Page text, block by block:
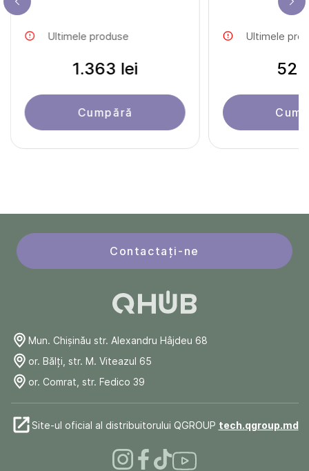
Ultimele produse
1.363 lei
Cumpără
Ultimele
Contactați-ne
Mun. Chişinău str. Alexandru Hâjdeu 68
or. Bălți, str. M. Viteazul 65
or. Comrat, str. Fedico 39
Site-ul oficial al distribuitorului QGROUP tech.qgroup.md